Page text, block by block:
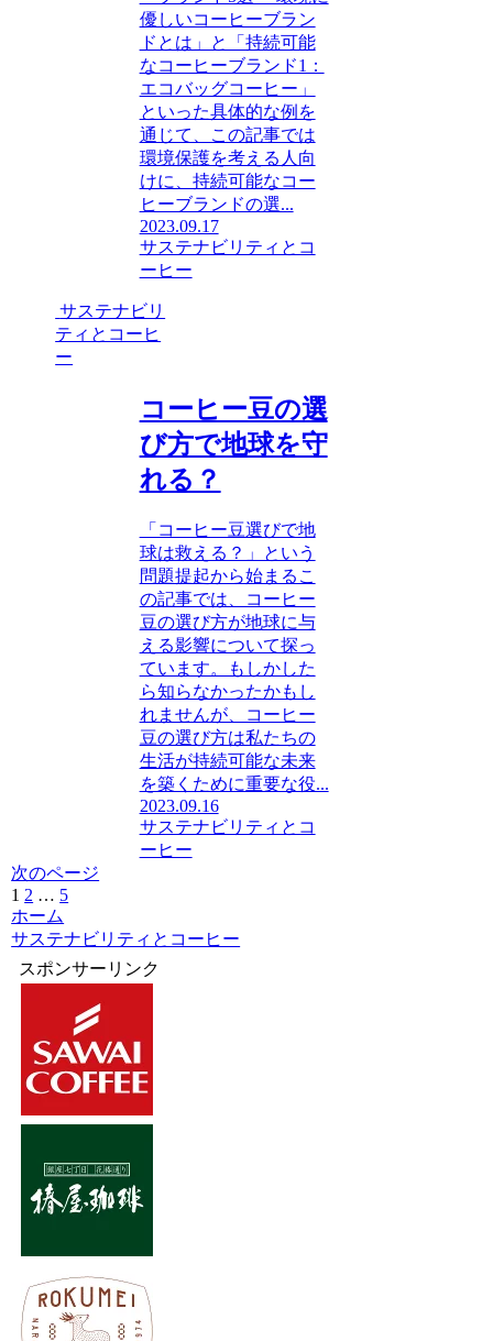
優しいコーヒーブラン
ドとは」と「持続可能
なコーヒーブランド1：
エコバッグコーヒー」
といった具体的な例を
通じて、この記事では
環境保護を考える人向
けに、持続可能なコー
ヒーブランドの選...
2023.09.17
サステナビリティとコ
ーヒー
サステナビリ
ティとコーヒ
ー
コーヒー豆の選
び方で地球を守
れる？
「コーヒー豆選びで地
球は救える？」という
問題提起から始まるこ
の記事では、コーヒー
豆の選び方が地球に与
える影響について探っ
ています。もしかした
ら知らなかったかもし
れませんが、コーヒー
豆の選び方は私たちの
生活が持続可能な未来
を築くために重要な役...
2023.09.16
サステナビリティとコ
ーヒー
次のページ
1 2 … 5次
ホーム
サステナビリティとコーヒー
スポンサーリンク